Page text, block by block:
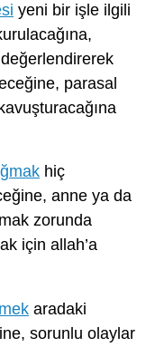
yeni bir işle ilgili
parasal
hiç
anne ya da
zorunda
için allah’a
aradaki
sorunlu olaylar